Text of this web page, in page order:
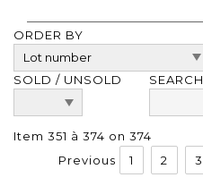
ORDER BY
SOLD / UNSOLD
SEARCH
Item 351 à 374 on 374
Previous
1 2 3